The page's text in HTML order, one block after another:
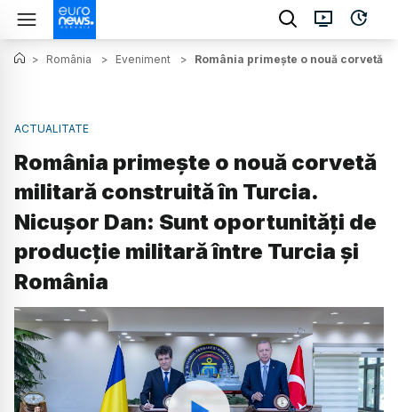
> România > Eveniment > România primește o nouă corvetă
ACTUALITATE
România primește o nouă corvetă
militară construită în Turcia.
Nicușor Dan: Sunt oportunități de
producție militară între Turcia și
România